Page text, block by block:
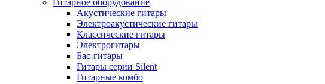
Гитарное оборудование
Акустические гитары
Электроакустические гитары
Классические гитары
Электрогитары
Бас-гитары
Гитары серии Silent
Гитарные комбо